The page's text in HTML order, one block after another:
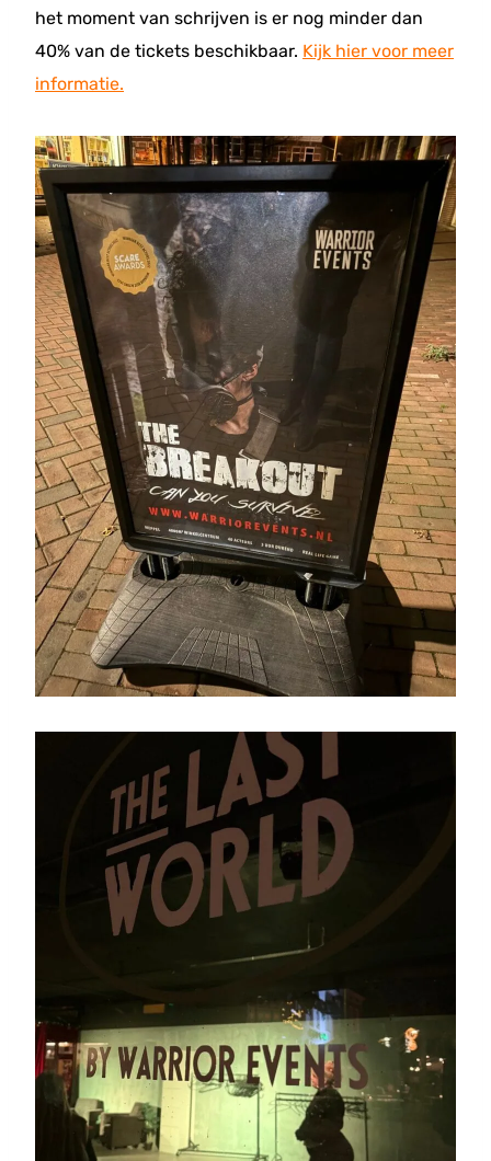
het moment van schrijven is er nog minder dan
40% van de tickets beschikbaar. Kijk hier voor meer
informatie.